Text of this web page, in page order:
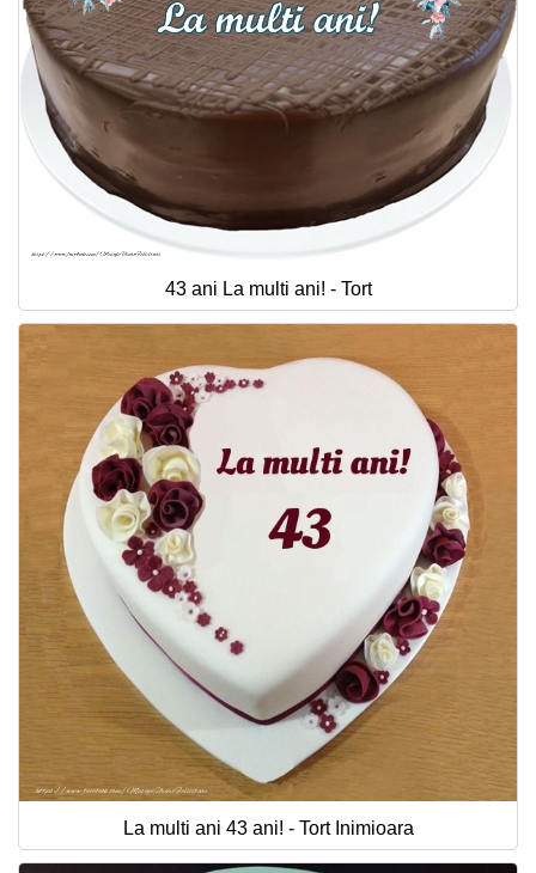
43 ani La multi ani! - Tort
La multi ani 43 ani! - Tort Inimioara